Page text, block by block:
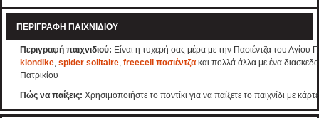
ΠΕΡΙΓΡΑΦΉ ΠΑΙΧΝΙΔΙΟΎ
Περιγραφή παιχνιδιού: Είναι η τυχερή σας μέρα με την Πασιέντζα του Αγίου
klondike, spider solitaire, freecell πασιέντζα και πολλά άλλα με ένα
Πατρικίου
Πώς να παίξεις: Χρησιμοποιήστε το ποντίκι για να παίξετε το παιχνίδι με